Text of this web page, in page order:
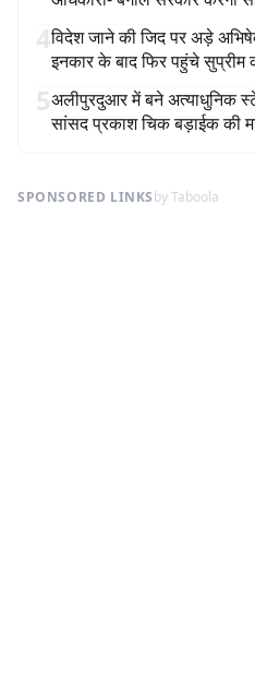
4विदेश जाने की जिद पर अड़े
इनकार के बाद फिर पहुंचे सुप्रीम
5अलीपुरदुआर में बने अत्याधुनिक
सांसद प्रकाश चिक बड़ाईक की
SPONSORED LINKSby Taboola